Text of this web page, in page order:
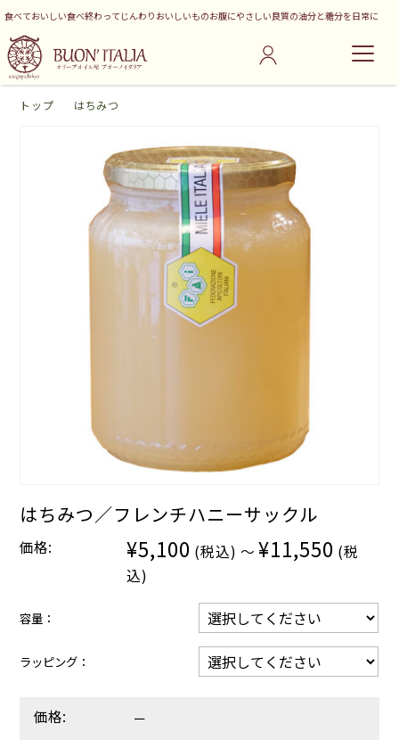
食べておいしい食べ終わってじんわりおいしいものお腹にやさしい良質の油分と糖分を日常に
トップ はちみつ
はちみつ／フレンチハニーサックル
価格: ¥5,100 (税込) ～ ¥11,550 (税
込)
容量：
ラッピング：
価格: －